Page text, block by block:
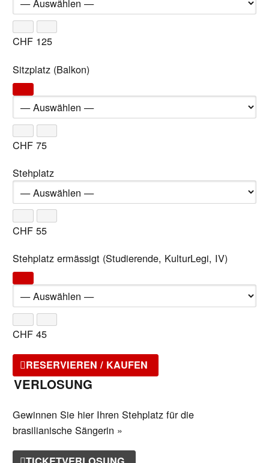
CHF 125
Sitzplatz (Balkon)
CHF 75
Stehplatz
CHF 55
Stehplatz ermässigt (Studierende, KulturLegi, IV)
CHF 45
RESERVIEREN / KAUFEN
VERLOSUNG
Gewinnen Sie hier Ihren Stehplatz für die
brasilianische Sängerin »